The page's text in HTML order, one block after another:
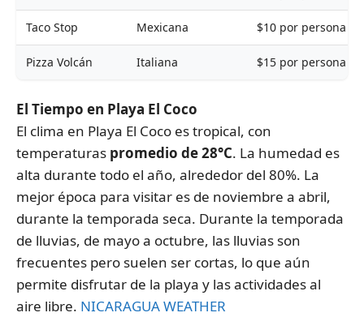
Taco Stop Mexicana $10 por persona
Pizza Volcán Italiana $15 por persona
El Tiempo en Playa El Coco
El clima en Playa El Coco es tropical, con
temperaturas promedio de 28°C. La humedad es
alta durante todo el año, alrededor del 80%. La
mejor época para visitar es de noviembre a abril,
durante la temporada seca. Durante la temporada
de lluvias, de mayo a octubre, las lluvias son
frecuentes pero suelen ser cortas, lo que aún
permite disfrutar de la playa y las actividades al
aire libre. NICARAGUA WEATHER